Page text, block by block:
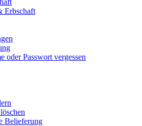
Erbschaft
oder Passwort vergessen
Belieferung